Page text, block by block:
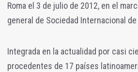
Roma el 3 de julio de 2012, en el
general de Sociedad Internacional
Integrada en la actualidad por casi
procedentes de 17 países